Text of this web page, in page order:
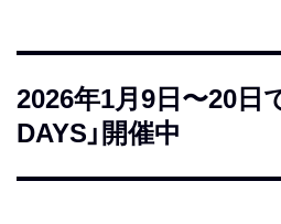
2026年1月9日〜20日
DAYS」開催中